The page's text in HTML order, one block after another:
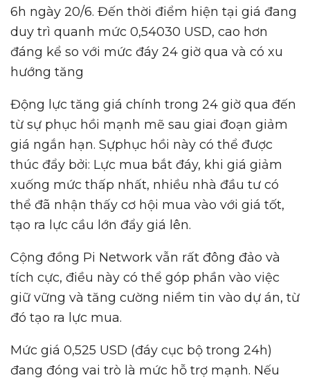
6h ngày 20/6. Đến thời điểm hiện tại giá đang
duy trì quanh mức 0,54030 USD, cao hơn
đáng kể so với mức đáy 24 giờ qua và có xu
hướng tăng
Động lực tăng giá chính trong 24 giờ qua đến
từ sự phục hồi mạnh mẽ sau giai đoạn giảm
giá ngắn hạn. Sựphục hồi này có thể được
thúc đẩy bởi: Lực mua bắt đáy, khi giá giảm
xuống mức thấp nhất, nhiều nhà đầu tư có
thể đã nhận thấy cơ hội mua vào với giá tốt,
tạo ra lực cầu lớn đẩy giá lên.
Cộng đồng Pi Network vẫn rất đông đảo và
tích cực, điều này có thể góp phần vào việc
giữ vững và tăng cường niềm tin vào dự án, từ
đó tạo ra lực mua.
Mức giá 0,525 USD (đáy cục bộ trong 24h)
đang đóng vai trò là mức hỗ trợ mạnh. Nếu